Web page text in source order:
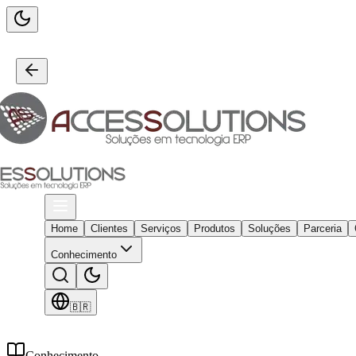
Home Clientes Serviços Produtos Soluções Parceria
Conhecimento
🇧🇷